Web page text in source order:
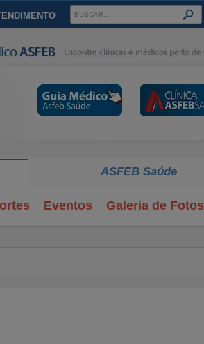
ASFEB Saúde
Eventos Galeria de Fotos